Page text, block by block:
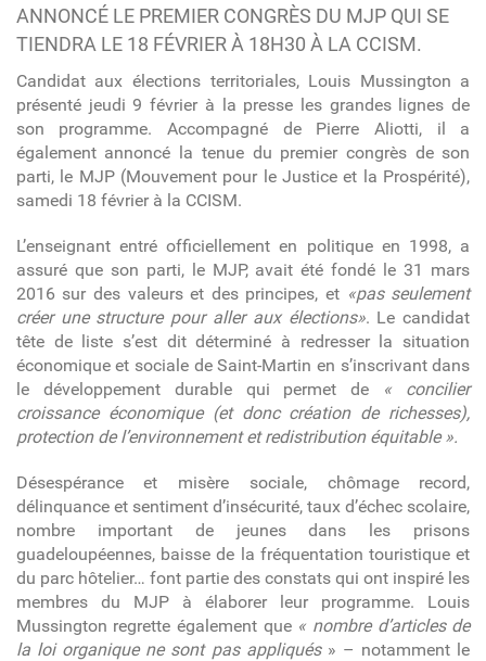
ANNONCÉ LE PREMIER CONGRÈS DU MJP QUI SE
TIENDRA LE 18 FÉVRIER À 18H30 À LA CCISM.
Candidat aux élections territoriales, Louis Mussington a
présenté jeudi 9 février à la presse les grandes lignes de
son programme. Accompagné de Pierre Aliotti, il a
également annoncé la tenue du premier congrès de son
parti, le MJP (Mouvement pour le Justice et la Prospérité),
samedi 18 février à la CCISM.
L’enseignant entré officiellement en politique en 1998, a
assuré que son parti, le MJP, avait été fondé le 31 mars
2016 sur des valeurs et des principes, et «pas seulement
créer une structure pour aller aux élections». Le candidat
tête de liste s’est dit déterminé à redresser la situation
économique et sociale de Saint-Martin en s’inscrivant dans
le développement durable qui permet de « concilier
croissance économique (et donc création de richesses),
protection de l’environnement et redistribution équitable ».
Désespérance et misère sociale, chômage record,
délinquance et sentiment d’insécurité, taux d’échec scolaire,
nombre important de jeunes dans les prisons
guadeloupéennes, baisse de la fréquentation touristique et
du parc hôtelier… font partie des constats qui ont inspiré les
membres du MJP à élaborer leur programme. Louis
Mussington regrette également que « nombre d’articles de
la loi organique ne sont pas appliqués» – notamment le